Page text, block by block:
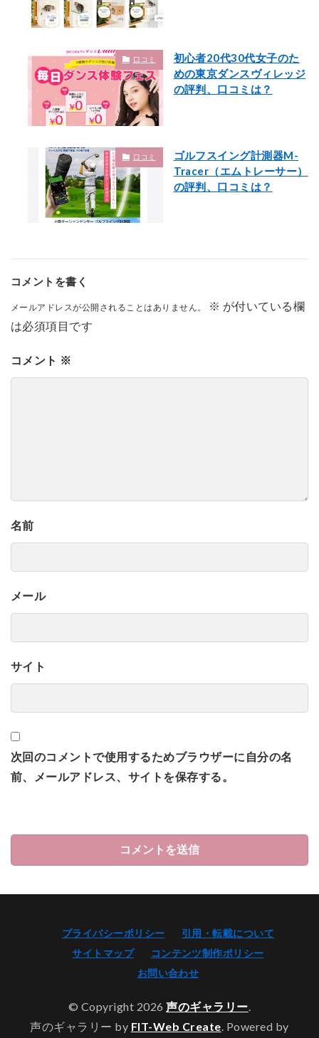
口コミ
初心者20代30代女子のた
めの東京ダンスヴィレッジ
の評判、口コミは？
口コミ
ゴルフスイング計測器M-
Tracer（エムトレーサー）
の評判、口コミは？
コメントを書く
メールアドレスが公開されることはありません。 ※ が付いている欄
は必須項目です
コメント ※
名前
メール
サイト
次回のコメントで使用するためブラウザーに自分の名
前、メールアドレス、サイトを保存する。
プライバシーポリシー
引用・転載について
サイトマップ
コンテンツ制作ポリシー
お問い合わせ
© Copyright 2026声のギャラリー.
声のギャラリー by FIT-Web Create. Powered by